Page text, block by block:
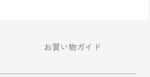
お買い物ガイド